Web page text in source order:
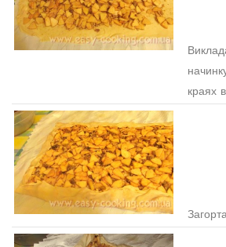
краях